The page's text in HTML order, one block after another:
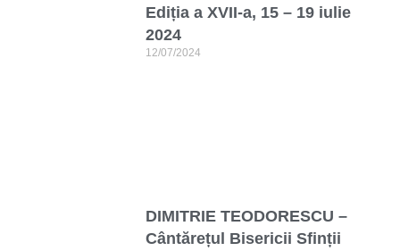
Ediția a XVII-a, 15 – 19 iulie
2024
12/07/2024
DIMITRIE TEODORESCU –
Cântărețul Bisericii Sfinții